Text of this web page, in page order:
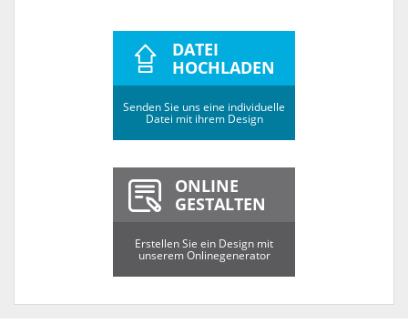
DATEI
HOCHLADEN
Senden Sie uns eine individuelle
Datei mit ihrem Design
ONLINE
GESTALTEN
Erstellen Sie ein Design mit
unserem Onlinegenerator